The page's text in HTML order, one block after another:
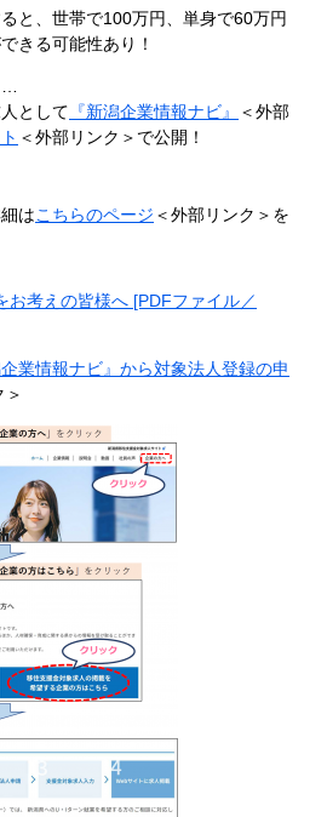
と、世帯で100万円、単身で60万円
きる可能性あり！
として 『新潟企業情報ナビ』
＜外部
＜外部リンク＞ で公開！
はこちらのページ ＜外部リンク＞ を
お考えの皆様へ [PDFファイル／
業情報ナビ』から対象法人登録の申
＞